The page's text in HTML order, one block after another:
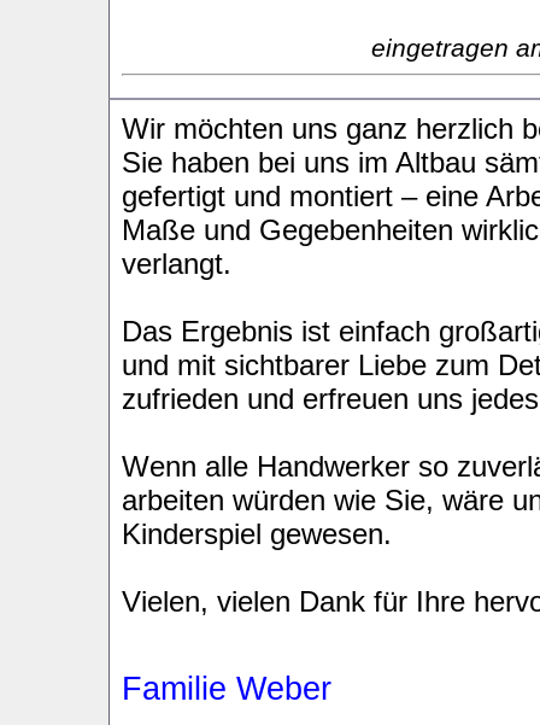
eingetragen
Wir möchten uns ganz herzlich
Sie haben bei uns im Altbau
gefertigt und montiert – eine
Maße und Gegebenheiten
verlangt.
Das Ergebnis ist einfach
und mit sichtbarer Liebe zum
zufrieden und erfreuen uns
Wenn alle Handwerker so
arbeiten würden wie Sie, wäre
Kinderspiel gewesen.
Vielen, vielen Dank für Ihre
Familie Weber